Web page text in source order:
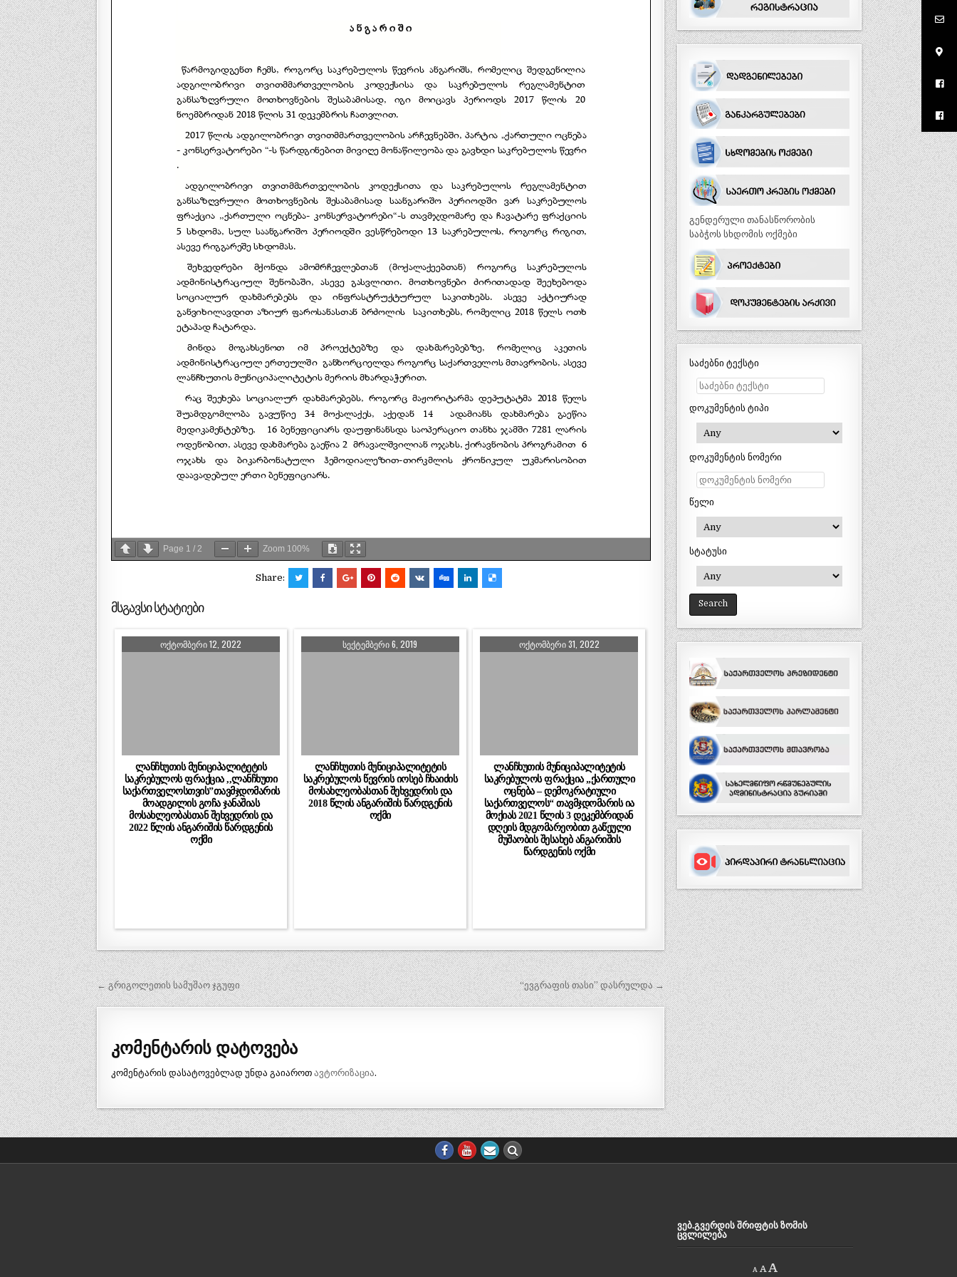
Page 1 /2 Zoom 100%
Share:
მსგავსი სტატიები
ᲝᲥᲢᲝᲛᲑᲔᲠᲘ 12, 2022
ლანჩხუთის მუნიციპალიტეტის
საკრებულოს ფრაქცია ,,ლანჩხუთი
საქართველოსთვის”თავმჯდომარის
მოადგილის გოჩა ჯანაშიას
მოსახლეობასთან შეხვედრის და
2022 წლის ანგარიშის წარდგენის
ოქმი
ᲡᲔᲥᲢᲔᲛᲑᲔᲠᲘ 6, 2019
ლანჩხუთის მუნიციპალიტეტის
საკრებულოს წევრის იოსებ ჩხაიძის
მოსახლეობასთან შეხვედრის და
2018 წლის ანგარიშის წარდგენის
ოქმი
ᲝᲥᲢᲝᲛᲑᲔᲠᲘ 31, 2022
ლანჩხუთის მუნიციპალიტეტის
საკრებულოს ფრაქცია „ქართული
ოცნება – დემოკრატიული
საქართველოს“ თავმჯდომარის ია
მოქიას 2021 წლის 3 დეკემბრიდან
დღეის მდგომარეობით გაწეული
მუშაობის შესახებ ანგარიშის
წარდგენის ოქმი
პოსტის
ნავიგაცია
← გრიგოლეთის სამუშაო ჯგუფი “ევგრაფის თასი” დასრულდა →
კომენტარის დატოვება
კომენტარის დასატოვებლად უნდა გაიაროთავტორიზაცია.
გენდერული თანასწორობის
საბჭოს სხდომის ოქმები
საძებნი ტექსტი
დოკუმენტის ტიპი
დოკუმენტის ნომერი
წელი
სტატუსი
ᲕᲔᲑ.ᲒᲕᲔᲠᲓᲘᲡ ᲨᲠᲘᲤᲢᲘᲡ ᲖᲝᲛᲘᲡ
ᲪᲕᲚᲘᲚᲔᲑᲐ
A
Decrease
font
A Reset
AIncrease